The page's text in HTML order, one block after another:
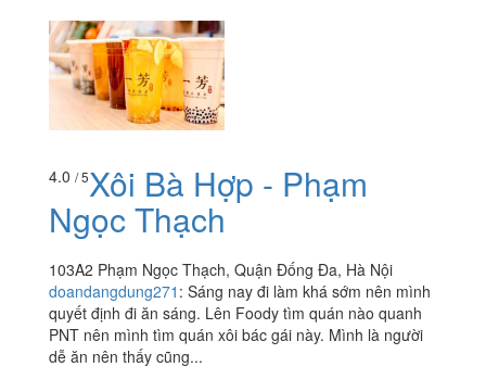
4.0 / 5Xôi Bà Hợp - Phạm
Ngọc Thạch
103A2 Phạm Ngọc Thạch, Quận Đống Đa, Hà Nội
doandangdung271 : Sáng nay đi làm khá sớm nên mình
quyết định đi ăn sáng. Lên Foody tìm quán nào quanh
PNT nên mình tìm quán xôi bác gái này. Mình là người
dễ ăn nên thấy cũng...